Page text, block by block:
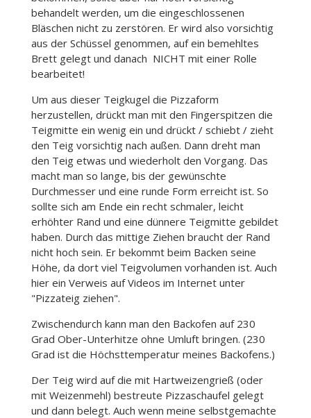
behandelt werden, um die eingeschlossenen
Bläschen nicht zu zerstören. Er wird also vorsichtig
aus der Schüssel genommen, auf ein bemehltes
Brett gelegt und danach NICHT mit einer Rolle
bearbeitet!
Um aus dieser Teigkugel die Pizzaform
herzustellen, drückt man mit den Fingerspitzen die
Teigmitte ein wenig ein und drückt / schiebt / zieht
den Teig vorsichtig nach außen. Dann dreht man
den Teig etwas und wiederholt den Vorgang. Das
macht man so lange, bis der gewünschte
Durchmesser und eine runde Form erreicht ist. So
sollte sich am Ende ein recht schmaler, leicht
erhöhter Rand und eine dünnere Teigmitte gebildet
haben. Durch das mittige Ziehen braucht der Rand
nicht hoch sein. Er bekommt beim Backen seine
Höhe, da dort viel Teigvolumen vorhanden ist. Auch
hier ein Verweis auf Videos im Internet unter
"Pizzateig ziehen".
Zwischendurch kann man den Backofen auf 230
Grad Ober-Unterhitze ohne Umluft bringen. (230
Grad ist die Höchsttemperatur meines Backofens.)
Der Teig wird auf die mit Hartweizengrieß (oder
mit Weizenmehl) bestreute Pizzaschaufel gelegt
und dann belegt. Auch wenn meine selbstgemachte